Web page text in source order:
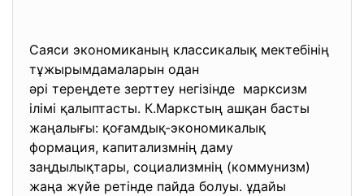
Саяси экономиканың классикалық мектебінің
тұжырымдамаларын одан
әрі тереңдете зерттеу негізінде марксизм
ілімі қалыптасты. К.Маркстың ашқан басты
жаңалығы: қоғамдық-экономикалық
формация, капитализмнің даму
заңдылықтары, социализмнің (коммунизм)
жаңа жүйе ретінде пайда болуы. ұдайы